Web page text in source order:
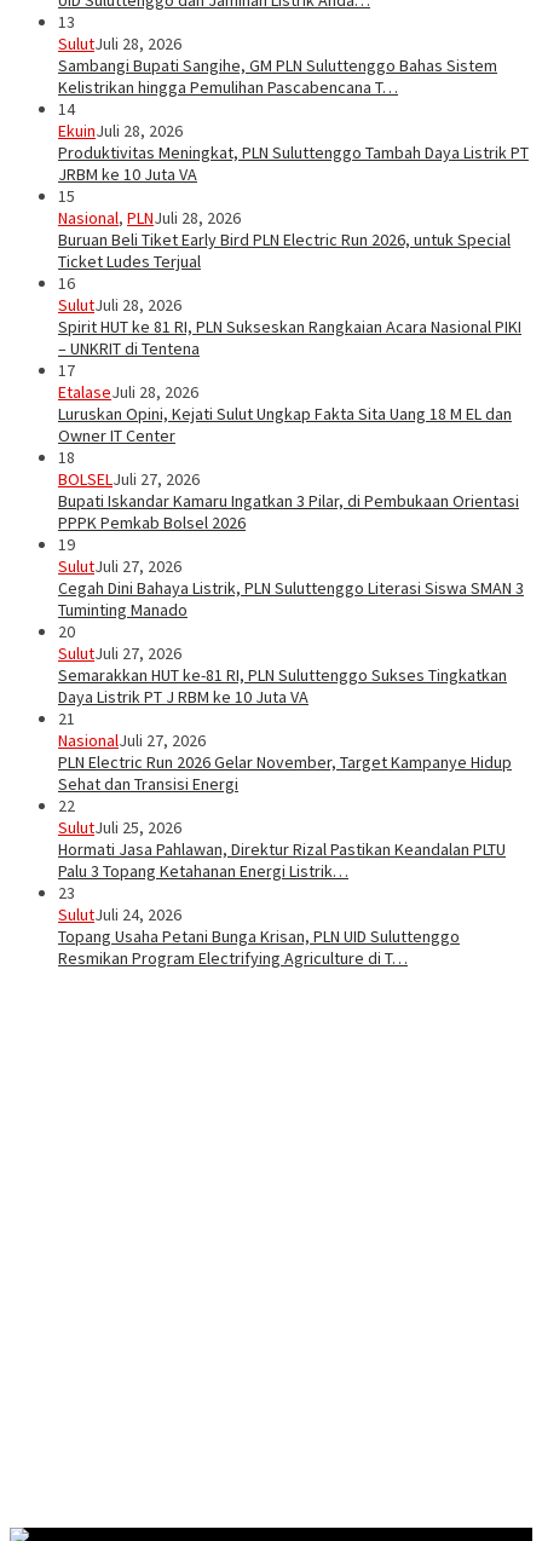
13
SulutJuli 28, 2026
Sambangi Bupati Sangihe, GM PLN Suluttenggo Bahas Sistem
Kelistrikan hingga Pemulihan Pascabencana T…
14
EkuinJuli 28, 2026
Produktivitas Meningkat, PLN Suluttenggo Tambah Daya Listrik PT
JRBM ke 10 Juta VA
15
Nasional, PLNJuli 28, 2026
Buruan Beli Tiket Early Bird PLN Electric Run 2026, untuk Special
Ticket Ludes Terjual
16
SulutJuli 28, 2026
Spirit HUT ke 81 RI, PLN Sukseskan Rangkaian Acara Nasional PIKI
– UNKRIT di Tentena
17
EtalaseJuli 28, 2026
Luruskan Opini, Kejati Sulut Ungkap Fakta Sita Uang 18 M EL dan
Owner IT Center
18
BOLSELJuli 27, 2026
Bupati Iskandar Kamaru Ingatkan 3 Pilar, di Pembukaan Orientasi
PPPK Pemkab Bolsel 2026
19
SulutJuli 27, 2026
Cegah Dini Bahaya Listrik, PLN Suluttenggo Literasi Siswa SMAN 3
Tuminting Manado
20
SulutJuli 27, 2026
Semarakkan HUT ke-81 RI, PLN Suluttenggo Sukses Tingkatkan
Daya Listrik PT J RBM ke 10 Juta VA
21
NasionalJuli 27, 2026
PLN Electric Run 2026 Gelar November, Target Kampanye Hidup
Sehat dan Transisi Energi
22
SulutJuli 25, 2026
Hormati Jasa Pahlawan, Direktur Rizal Pastikan Keandalan PLTU
Palu 3 Topang Ketahanan Energi Listrik…
23
SulutJuli 24, 2026
Topang Usaha Petani Bunga Krisan, PLN UID Suluttenggo
Resmikan Program Electrifying Agriculture di T…